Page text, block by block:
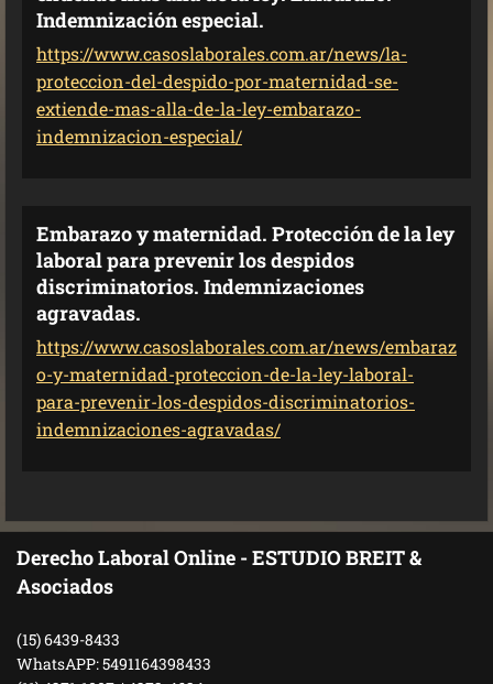
Indemnización especial.
https://www.casoslaborales.com.ar/news/la-
proteccion-del-despido-por-maternidad-se-
extiende-mas-alla-de-la-ley-embarazo-
indemnizacion-especial/
Embarazo y maternidad. Protección de la ley
laboral para prevenir los despidos
discriminatorios. Indemnizaciones
agravadas.
https://www.casoslaborales.com.ar/news/embaraz
o-y-maternidad-proteccion-de-la-ley-laboral-
para-prevenir-los-despidos-discriminatorios-
indemnizaciones-agravadas/
Derecho Laboral Online - ESTUDIO BREIT &
Asociados
(15) 6439-8433
WhatsAPP: 5491164398433